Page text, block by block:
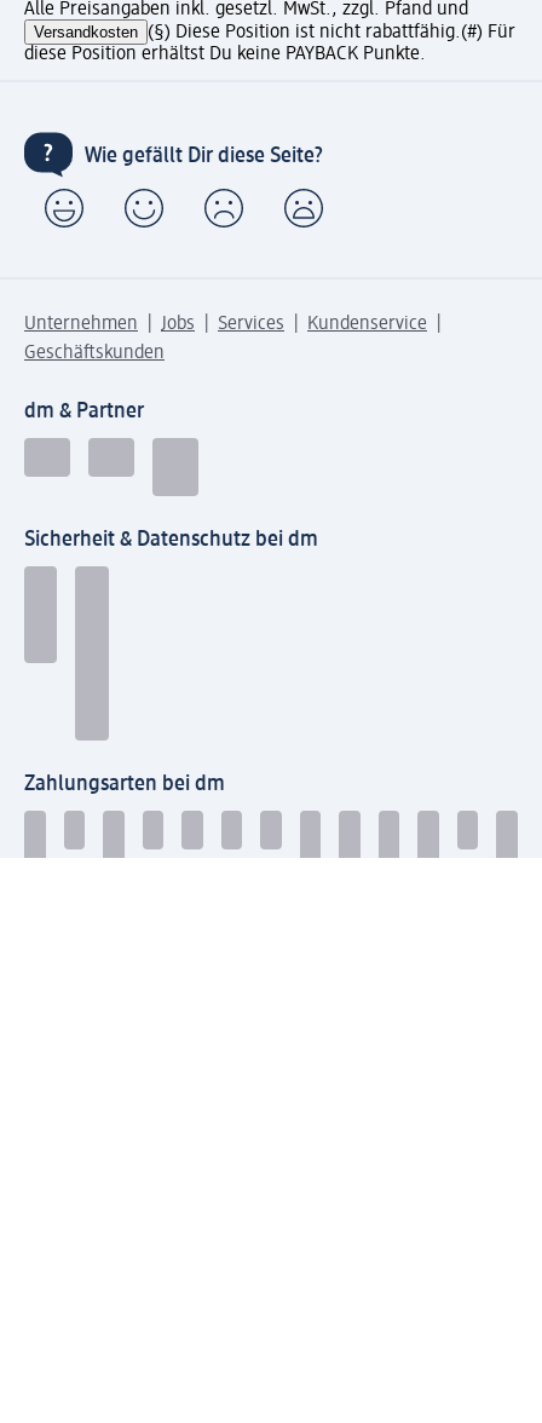
Alle Preisangaben inkl. gesetzl. MwSt., zzgl. Pfand und
Versandkosten (§) Diese Position ist nicht rabattfähig.(#) Für
diese Position erhältst Du keine PAYBACK Punkte.
Wie gefällt Dir diese Seite?
Unternehmen Jobs Services
Kundenservice
Geschäftskunden
dm & Partner
Sicherheit & Datenschutz bei dm
Zahlungsarten bei dm